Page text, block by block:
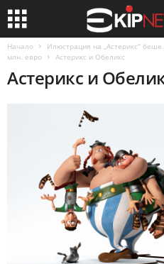
Начало
Илюстрация на „Астерикс“
млн. евро
Астерикс и Обеликс
Астерикс и